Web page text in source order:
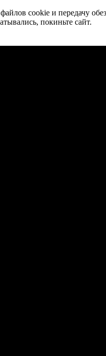
cookie и передачу
покиньте сайт.